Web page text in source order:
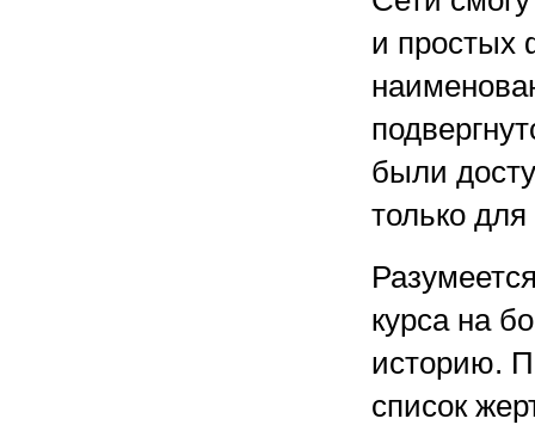
и простых
были
только для
курса на
историю.
список